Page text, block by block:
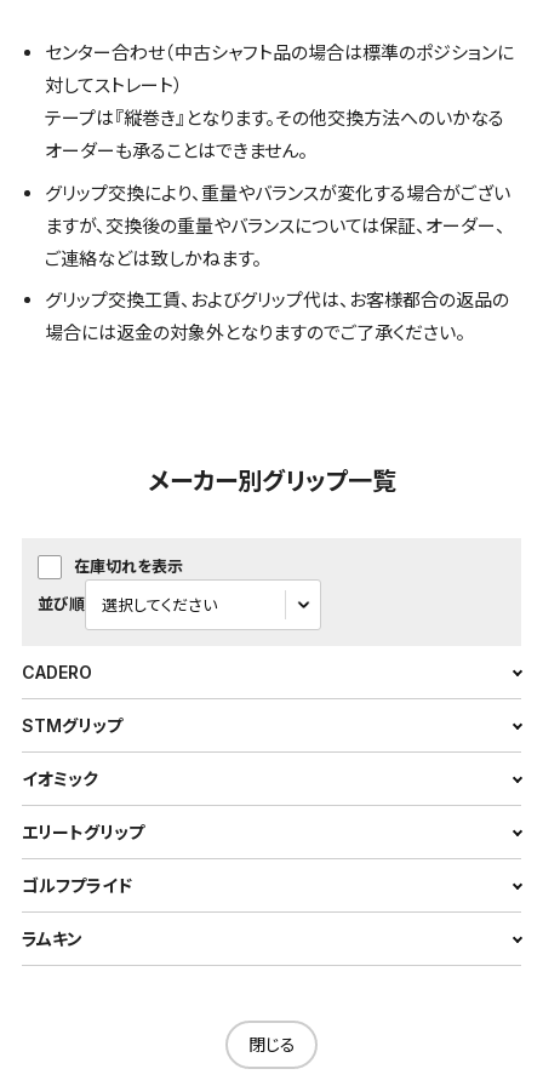
センター合わせ（中古シャフト品の場合は標準のポジションに
対してストレート）
テープは『縦巻き』となります。その他交換方法へのいかなる
オーダーも承ることはできません。
グリップ交換により、重量やバランスが変化する場合がござい
ますが、交換後の重量やバランスについては保証、オーダー、
ご連絡などは致しかねます。
グリップ交換工賃、およびグリップ代は、お客様都合の返品の
場合には返金の対象外となりますのでご了承ください。
メーカー別グリップ一覧
在庫切れを表示
並び順
CADERO
STMグリップ
イオミック
エリートグリップ
ゴルフプライド
ラムキン
閉じる